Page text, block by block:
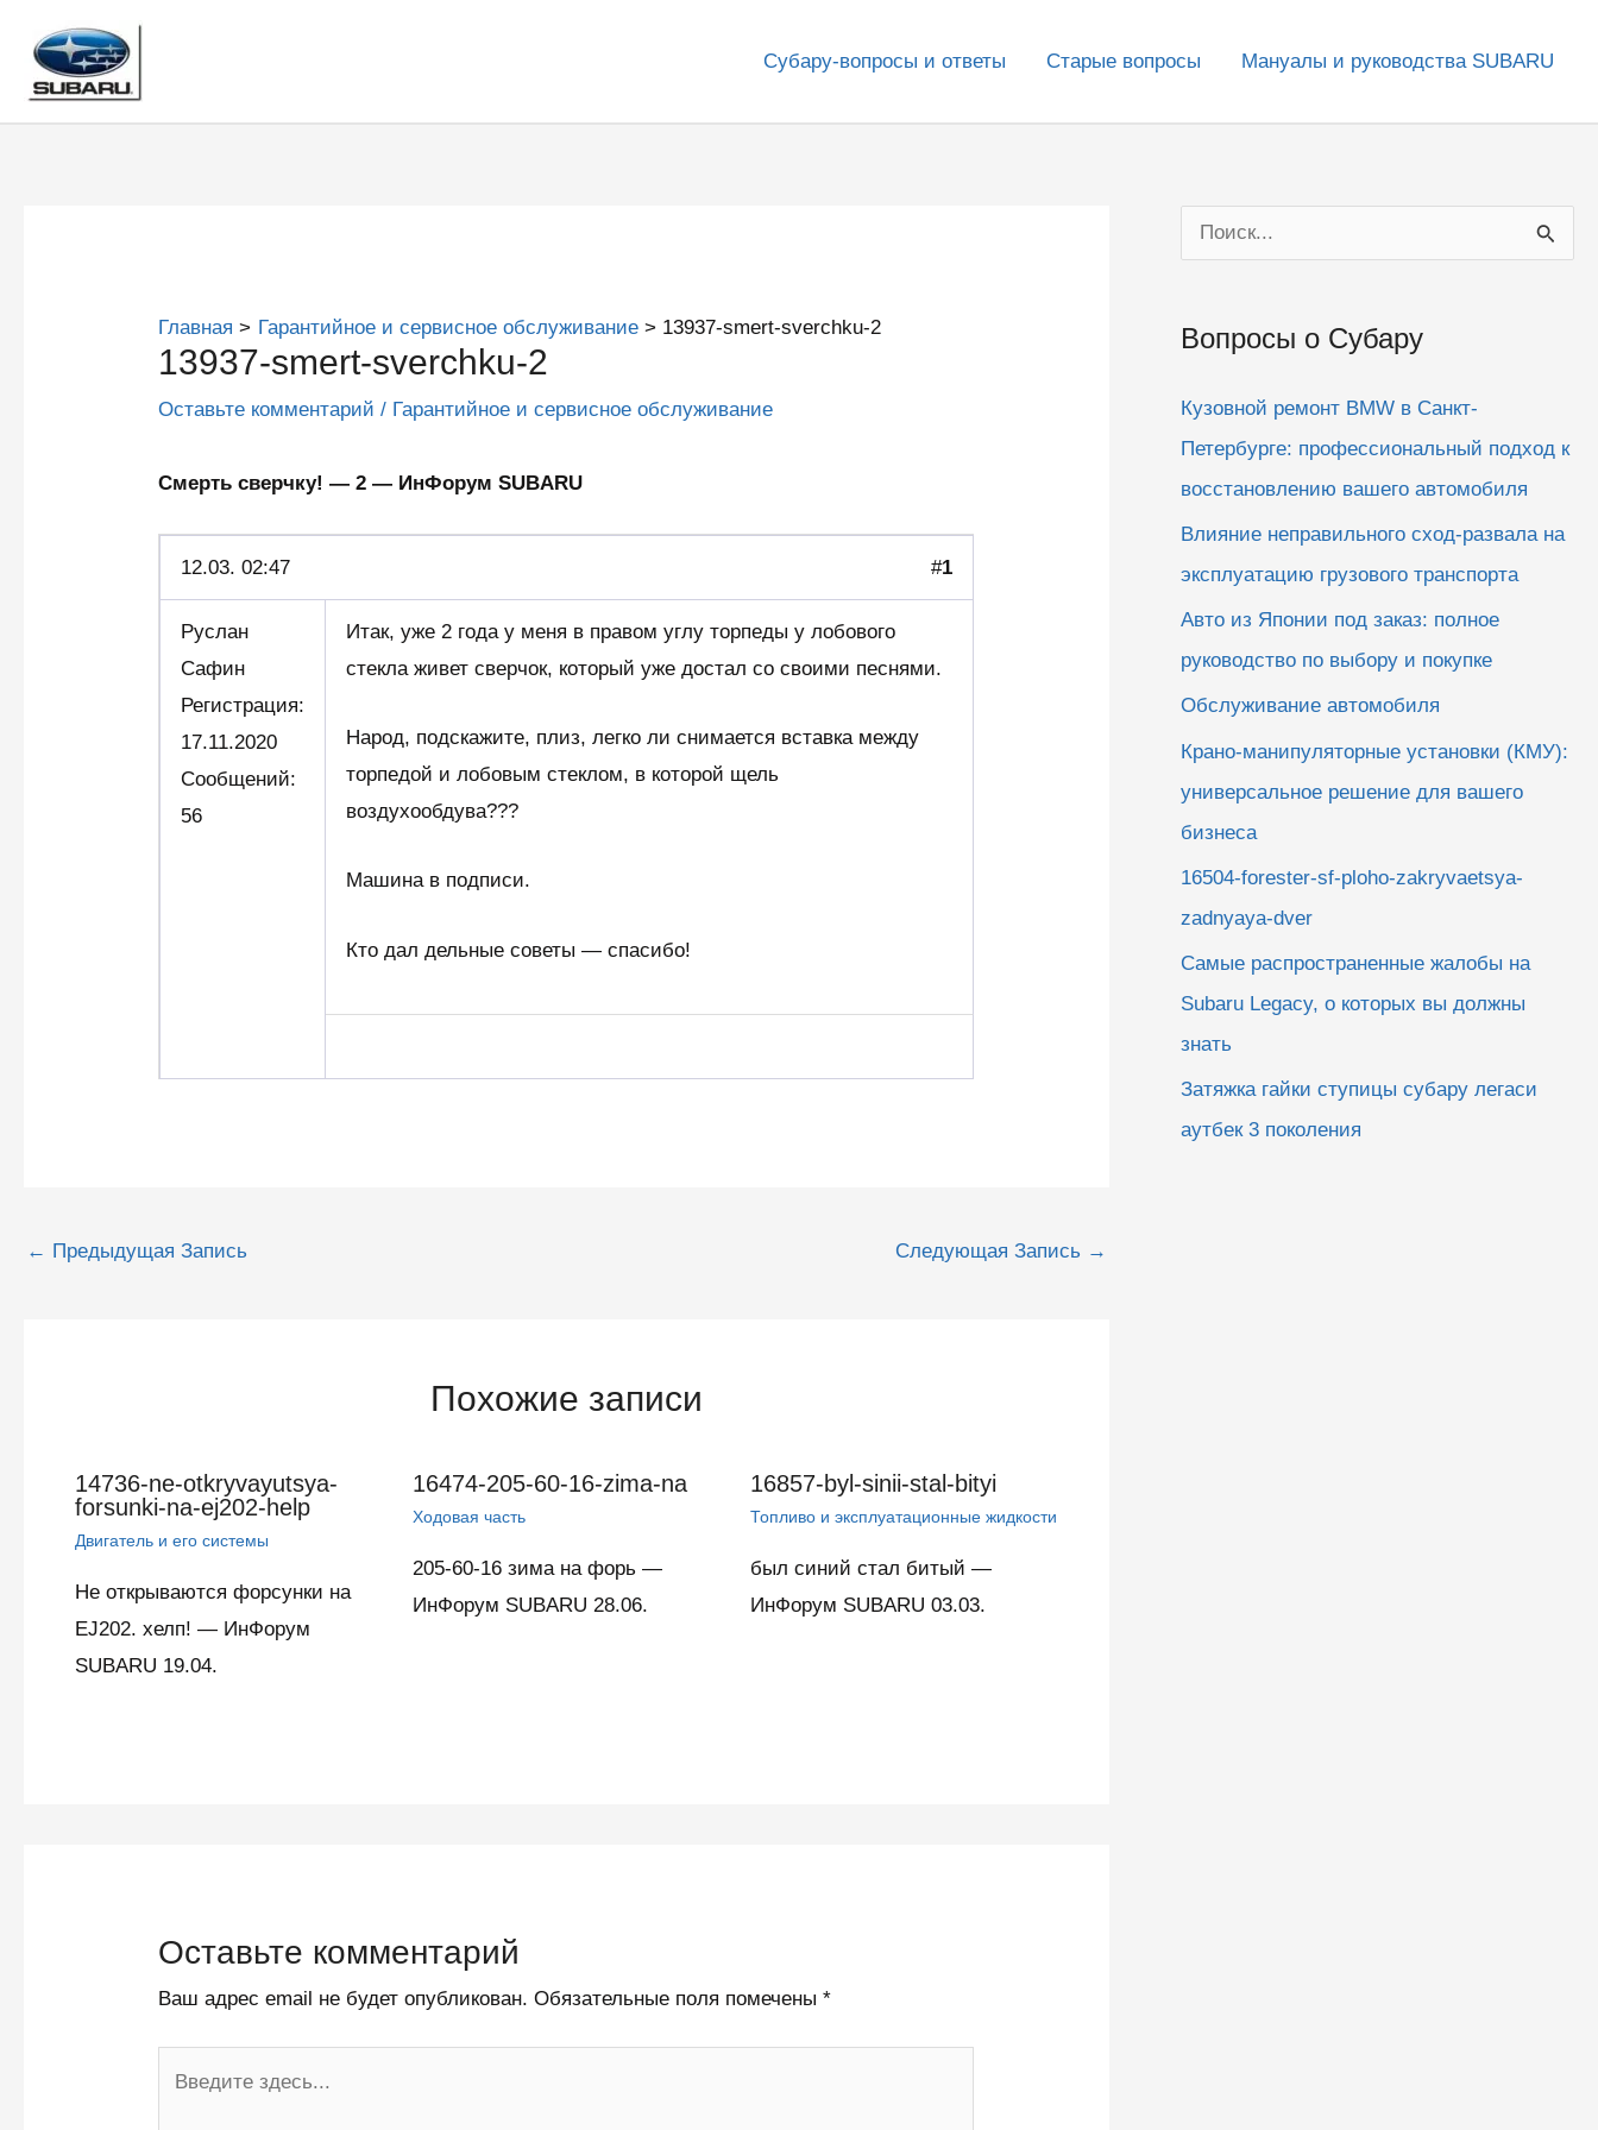
содержимому
Субару-вопросы и ответы Старые вопросы Мануалы и руководства SUBARU
Главная Гарантийное и сервисное обслуживание 13937-smert-sverchku-2
13937-smert-sverchku-2
Оставьте комментарий / Гарантийное и сервисное обслуживание
Смерть сверчку! — 2 — ИнФорум SUBARU
12.03. 02:47 #1
Руслан
Сафин
Регистрация:
17.11.2020
Сообщений:
56
Итак, уже 2 года у меня в правом углу торпеды у лобового
стекла живет сверчок, который уже достал со своими песнями.
Народ, подскажите, плиз, легко ли снимается вставка между
торпедой и лобовым стеклом, в которой щель
воздухообдува???
Машина в подписи.
Кто дал дельные советы — спасибо!
Навигация
← Предыдущая Запись Следующая Запись →
Похожие записи
14736-ne-otkryvayutsya-
forsunki-na-ej202-help
Двигатель и его системы
Не открываются форсунки на
EJ202. хелп! — ИнФорум
SUBARU 19.04.
16474-205-60-16-zima-na
Ходовая часть
205-60-16 зима на форь —
ИнФорум SUBARU 28.06.
16857-byl-sinii-stal-bityi
Топливо и эксплуатационные жидкости
был синий стал битый —
ИнФорум SUBARU 03.03.
Оставьте комментарий
Ваш адрес email не будет опубликован. Обязательные поля помечены*
о
с
Вопросы о Субару
Кузовной ремонт BMW в Санкт-
Петербурге: профессиональный подход к
восстановлению вашего автомобиля
Влияние неправильного сход-развала на
эксплуатацию грузового транспорта
Авто из Японии под заказ: полное
руководство по выбору и покупке
Обслуживание автомобиля
Крано-манипуляторные установки (КМУ):
универсальное решение для вашего
бизнеса
16504-forester-sf-ploho-zakryvaetsya-
zadnyaya-dver
Самые распространенные жалобы на
Subaru Legacy, о которых вы должны
знать
Затяжка гайки ступицы субару легаси
аутбек 3 поколения